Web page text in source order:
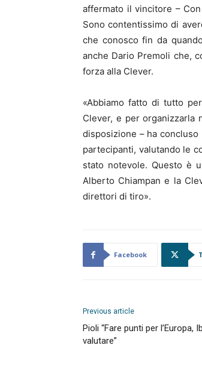
affermato il vincitore –
Sono contentissimo di
che conosco fin da
anche Dario Premoli che,
forza alla Clever.
«Abbiamo fatto di tutto
Clever, e per
disposizione – ha concluso
partecipanti, valutando le
stato notevole. Questo è
Alberto Chiampan e la
direttori di tiro».
Facebook
Previous article
Pioli “Fare punti per l’Europa,
valutare”